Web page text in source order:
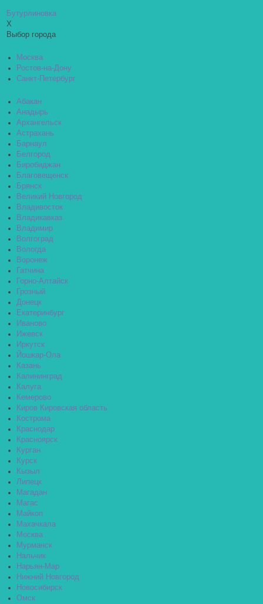
Бутурлиновка
X
Выбор города
Москва
Ростов-на-Дону
Санкт-Петербург
Абакан
Анадырь
Архангельск
Астрахань
Барнаул
Белгород
Биробиджан
Благовещенск
Брянск
Великий Новгород
Владивосток
Владикавказ
Владимир
Волгоград
Вологда
Воронеж
Гатчина
Горно-Алтайск
Грозный
Донецк
Екатеринбург
Иваново
Ижевск
Иркутск
Йошкар-Ола
Казань
Калининград
Калуга
Кемерово
Киров Кировская область
Кострома
Краснодар
Красноярск
Курган
Курск
Кызыл
Липецк
Магадан
Магас
Майкоп
Махачкала
Москва
Мурманск
Нальчик
Нарьян-Мар
Нижний Новгород
Новосибирск
Омск